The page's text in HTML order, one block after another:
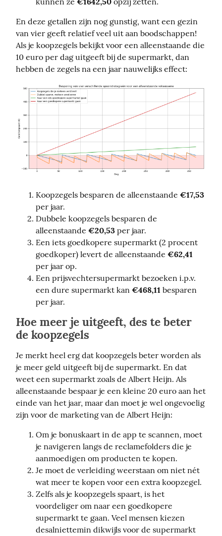
En deze getallen zijn nog gunstig, want een gezin
van vier geeft relatief veel uit aan boodschappen!
Als je koopzegels bekijkt voor een alleenstaande die
10 euro per dag uitgeeft bij de supermarkt, dan
hebben de zegels na een jaar nauwelijks effect:
Koopzegels besparen de alleenstaande €17,53
per jaar.
Dubbele koopzegels besparen de
alleenstaande €20,53 per jaar.
Een iets goedkopere supermarkt (2 procent
goedkoper) levert de alleenstaande €62,41
per jaar op.
Een prijsvechtersupermarkt bezoeken i.p.v.
een dure supermarkt kan €468,11 besparen
per jaar.
Hoe meer je uitgeeft, des te beter
de koopzegels
Je merkt heel erg dat koopzegels beter worden als
je meer geld uitgeeft bij de supermarkt. En dat
weet een supermarkt zoals de Albert Heijn. Als
alleenstaande bespaar je een kleine 20 euro aan het
einde van het jaar, maar dan moet je wel ongevoelig
zijn voor de marketing van de Albert Heijn:
Om je bonuskaart in de app te scannen, moet
je navigeren langs de reclamefolders die je
aanmoedigen om producten te kopen.
Je moet de verleiding weerstaan om niet nét
wat meer te kopen voor een extra koopzegel.
Zelfs als je koopzegels spaart, is het
voordeliger om naar een goedkopere
supermarkt te gaan. Veel mensen kiezen
desalniettemin dikwijls voor de supermarkt